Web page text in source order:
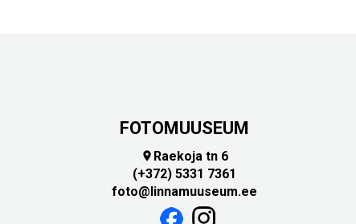
FOTOMUUSEUM
 Raekoja tn 6
(+372) 5331 7361
foto@linnamuuseum.ee